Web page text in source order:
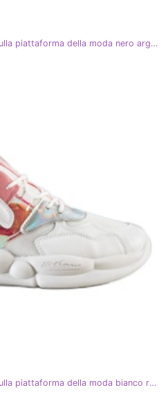
Bestelle Scarpe da ginnastica sulla piattaforma della moda nero argento grigio multicolore
Bestelle Scarpe da ginnastica sulla piattaforma della moda bianco rosa argento